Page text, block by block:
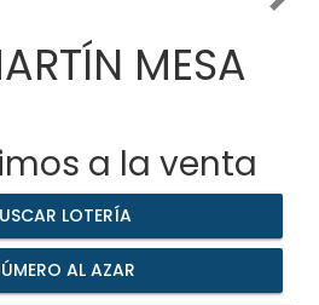
MESA
a la venta
LOTERÍA
AL AZAR